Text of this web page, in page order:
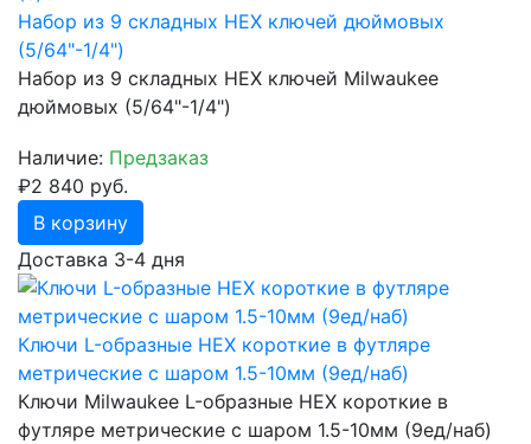
Набор из 9 складных HEX ключей дюймовых
(5/64"-1/4")
Набор из 9 складных HEX ключей Milwaukee
дюймовых (5/64"-1/4")
Наличие: Предзаказ
₽2 840 руб.
В корзину
Доставка 3-4 дня
Ключи L-образные HEX короткие в футляре
метрические с шаром 1.5-10мм (9ед/наб)
Ключи Milwaukee L-образные HEX короткие в
футляре метрические с шаром 1.5-10мм (9ед/наб)